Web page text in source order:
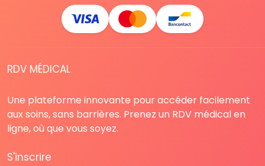
RDV MÉDICAL
Une plateforme innovante pour accéder facilement
aux soins, sans barrières. Prenez un RDV médical en
ligne, où que vous soyez.
S'inscrire